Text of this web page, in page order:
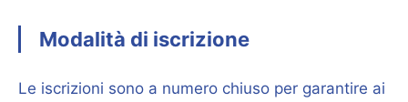
Modalità di iscrizione
Le iscrizioni sono a numero chiuso per garantire ai